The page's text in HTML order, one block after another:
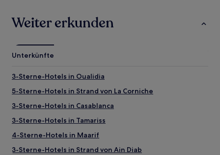
Weiter erkunden
Unterkünfte
3-Sterne-Hotels in Oualidia
5-Sterne-Hotels in Strand von La Corniche
3-Sterne-Hotels in Casablanca
3-Sterne-Hotels in Tamariss
4-Sterne-Hotels in Maarif
3-Sterne-Hotels in Strand von Ain Diab